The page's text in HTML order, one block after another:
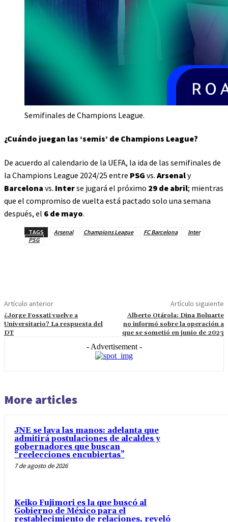
Semifinales de Champions League.
¿Cuándo juegan las ‘semis’ de Champions League?
De acuerdo al calendario de la UEFA, la ida de las semifinales de
la Champions League 2024/25 entre PSG vs. Arsenaly
Barcelona vs. Interse jugará el próximo 29 de abril; mientras
que el compromiso de vuelta está pactado solo una semana
después, el 6 de mayo.
TAGS Arsenal Champions League FC Barcelona
Inter
PSG
Artículo anterior
¿Jorge Fossati vuelve a
Universitario? La respuesta del
DT
Artículo siguiente
Alberto Otárola: Dina Boluarte
no informó sobre la operación a
que se sometió en junio de 2023
- Advertisement -
More articles
JNE se lava las manos: adelanta que
admitirá postulaciones de alcaldes y
gobernadores que buscan
“reelecciones encubiertas”
7 de agosto de 2026
Keiko Fujimori es la que buscó al
Gobierno de México para el
restablecimiento de relaciones, reveló